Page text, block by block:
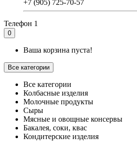
+7 (905) 725-70-57
Телефон 1
0
Ваша корзина пуста!
Все категории
Все категории
Колбасные изделия
Молочные продукты
Сыры
Мясные и овощные консервы
Бакалея, соки, квас
Кондитерские изделия